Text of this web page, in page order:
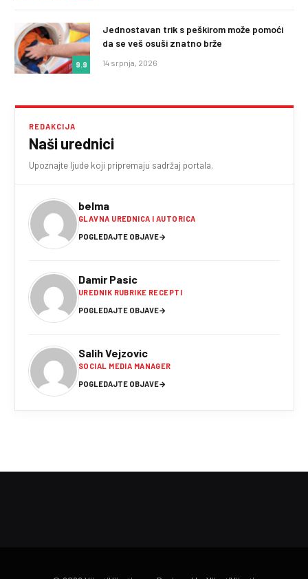
9.9
Jednostavan trik s peškirom može pomoći
da se veš osuši znatno brže
14 srpnja, 2026
REDAKCIJA
Naši urednici
Upoznajte ljude koji pripremaju sadržaj portala.
belma
GLAVNA UREDNICA I AUTORICA
POGLEDAJTE OBJAVE→
Damir Pasic
UREDNIK RUBRIKE RECEPTI
POGLEDAJTE OBJAVE→
Salih Vejzovic
SOCIAL MEDIA MANAGER
POGLEDAJTE OBJAVE→